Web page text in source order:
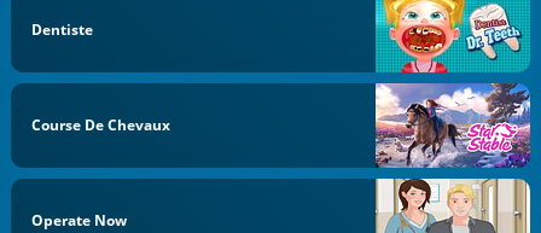
Dentiste
Course De Chevaux
Operate Now